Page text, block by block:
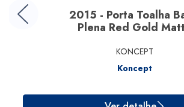
2015 - Porta Toalha
Plena Red Gold
KONCEPT
Koncept